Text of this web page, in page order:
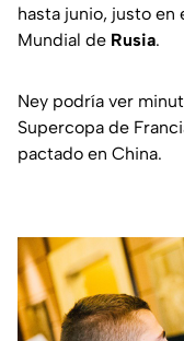
hasta junio, justo en
Mundial de Rusia.
Ney podría ver
Supercopa de
pactado en China.